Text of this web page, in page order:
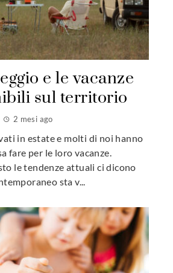
e le vacanze
sul territorio
2 mesi ago
in estate e molti di noi hanno
fare per le loro vacanze.
le tendenze attuali ci dicono
sta v...